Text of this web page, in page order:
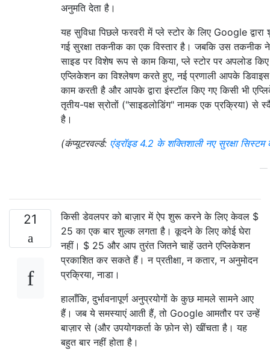
अनुमति देता है।
यह सुविधा पिछले फरवरी में प्ले स्टोर के लिए Google
गई सुरक्षा तकनीक का एक विस्तार है। जबकि उस तकनीक ने
साइड पर विशेष रूप से काम किया, प्ले स्टोर पर अपलोड
एप्लिकेशन का विश्लेषण करते हुए, नई प्रणाली आपके
काम करती है और आपके द्वारा इंस्टॉल किए गए किसी भी
तृतीय-पक्ष स्रोतों ("साइडलोडिंग" नामक एक प्रक्रिया) से
है।
(कंप्यूटरवर्ल्ड: एंड्रॉइड 4.2 के शक्तिशाली नए सुरक्षा
—
21
किसी डेवलपर को बाज़ार में ऐप शुरू करने के लिए केवल $
25 का एक बार शुल्क लगता है। कूदने के लिए कोई घेरा
नहीं। $ 25 और आप तुरंत जितने चाहें उतने एप्लिकेशन
प्रकाशित कर सकते हैं। न प्रतीक्षा, न कतार, न अनुमोदन
प्रक्रिया, नाडा।
हालाँकि, दुर्भावनापूर्ण अनुप्रयोगों के कुछ मामले सामने आए
हैं। जब ये समस्याएं आती हैं, तो Google आमतौर पर उन्हें
बाज़ार से (और उपयोगकर्ता के फ़ोन से) खींचता है। यह
बहुत बार नहीं होता है।